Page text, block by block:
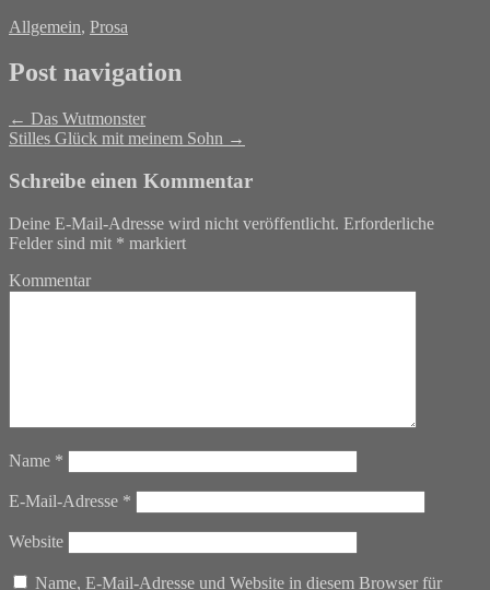
Allgemein, Prosa
Post navigation
← Das Wutmonster
Stilles Glück mit meinem Sohn →
Schreibe einen Kommentar
Deine E-Mail-Adresse wird nicht veröffentlicht. Erforderliche
Felder sind mit * markiert
Kommentar
Name *
E-Mail-Adresse *
Website
Name, E-Mail-Adresse und Website in diesem Browser für